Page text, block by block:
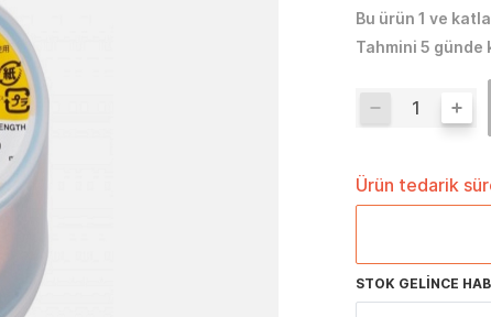
Bu ürün 1 ve
Tahmini 5 günde
Ürün tedarik
STOK GELINCE